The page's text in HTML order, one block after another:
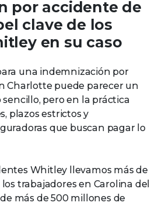
por accidente de
clave de los
en su caso
una indemnización por
Charlotte puede parecer un
pero en la práctica
plazos estrictos y
que buscan pagar lo
Whitley llevamos más de
trabajadores en Carolina del
más de 500 millones de